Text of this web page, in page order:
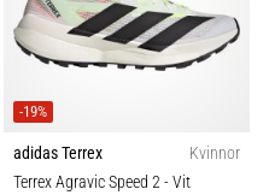
-19%
adidas Terrex
Kvinnor
Terrex Agravic Speed 2- Vit